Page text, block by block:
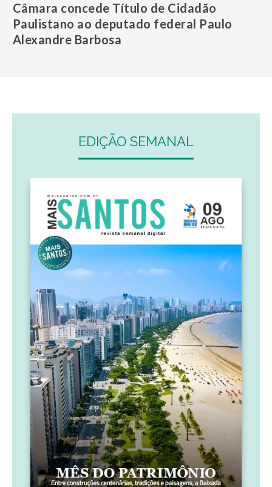
Câmara concede Título de Cidadão
Paulistano ao deputado federal Paulo
Alexandre Barbosa
EDIÇÃO SEMANAL